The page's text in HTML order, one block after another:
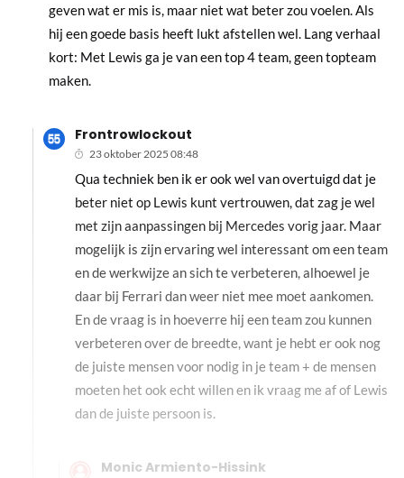
geven wat er mis is, maar niet wat beter zou voelen. Als
hij een goede basis heeft lukt afstellen wel. Lang verhaal
kort: Met Lewis ga je van een top 4 team, geen topteam
maken.
Frontrowlockout
23 oktober 2025 08:48
Qua techniek ben ik er ook wel van overtuigd dat je
beter niet op Lewis kunt vertrouwen, dat zag je wel
met zijn aanpassingen bij Mercedes vorig jaar. Maar
mogelijk is zijn ervaring wel interessant om een team
en de werkwijze an sich te verbeteren, alhoewel je
daar bij Ferrari dan weer niet mee moet aankomen.
En de vraag is in hoeverre hij een team zou kunnen
verbeteren over de breedte, want je hebt er ook nog
de juiste mensen voor nodig in je team + de mensen
moeten het ook echt willen en ik vraag me af of Lewis
dan de juiste persoon is.
Monic Armiento-Hissink